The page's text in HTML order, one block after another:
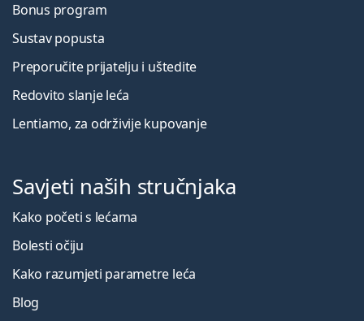
Bonus program
Sustav popusta
Preporučite prijatelju i uštedite
Redovito slanje leća
Lentiamo, za održivije kupovanje
Savjeti naših stručnjaka
Kako početi s lećama
Bolesti očiju
Kako razumjeti parametre leća
Blog